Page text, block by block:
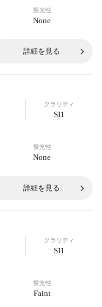
蛍光性
None
詳細を見る
クラリティ
SI1
蛍光性
None
詳細を見る
クラリティ
SI1
蛍光性
Faint